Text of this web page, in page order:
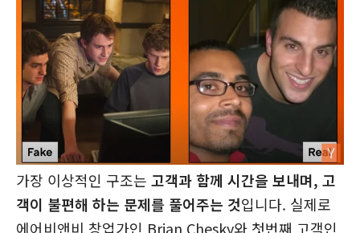
가장 이상적인 구조는 고객과 함께 시간을 보내며, 고
객이 불편해 하는 문제를 풀어주는 것입니다. 실제로
에어비앤비 창업가인 Brian Chesky와 첫번째 고객인